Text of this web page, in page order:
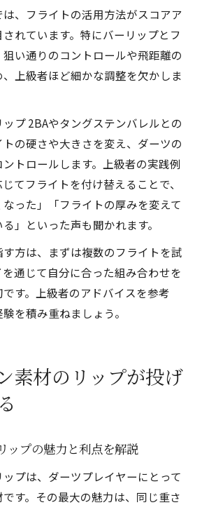
、フライトの活用方法がスコアア
れています。特にバーリップとフ
い通りのコントロールや飛距離の
上級者ほど細かな調整を欠かしま
プ 2BAやタングステンバレルとの
の硬さや大きさを変え、ダーツの
トロールします。上級者の実践例
てフライトを付け替えることで、
った」「フライトの厚みを変えて
」といった声も聞かれます。
方は、まずは複数のフライトを試
通じて自分に合った組み合わせを
す。上級者のアドバイスを参考
を積み重ねましょう。
素材のリップが投げ
ップの魅力と利点を解説
プは、ダーツプレイヤーにとって
す。その最大の魅力は、同じ重さ